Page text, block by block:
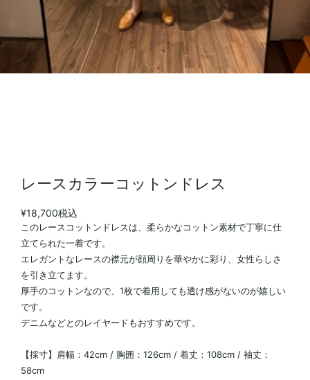
レースカラーコットンドレス
¥18,700税込
このレースコットンドレスは、柔らかなコットン素材で丁寧に仕
立てられた一着です。
エレガントなレースの襟元が顔周りを華やかに彩り、女性らしさ
を引き立てます。
厚手のコットンなので、1枚で着用しても透け感がないのが嬉しい
です。
デニムなどとのレイヤードもおすすめです。
【採寸】肩幅：42cm / 胸囲：126cm / 着丈：108cm / 袖丈：
58cm